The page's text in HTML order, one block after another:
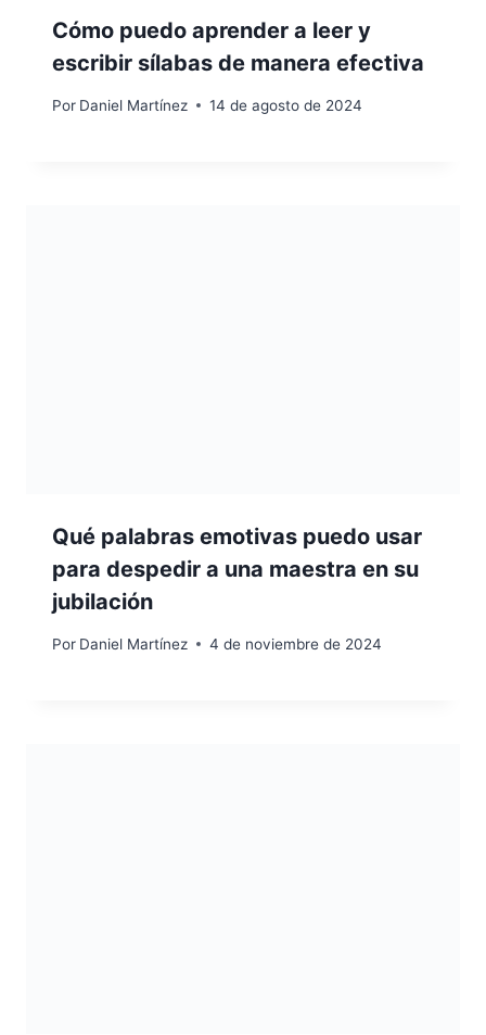
Cómo puedo aprender a leer y
escribir sílabas de manera efectiva
Por Daniel Martínez 14 de agosto de 2024
Qué palabras emotivas puedo usar
para despedir a una maestra en su
jubilación
Por Daniel Martínez 4 de noviembre de 2024